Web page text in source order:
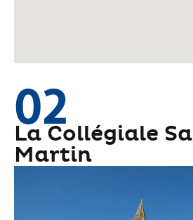
02
La Collégiale
Martin